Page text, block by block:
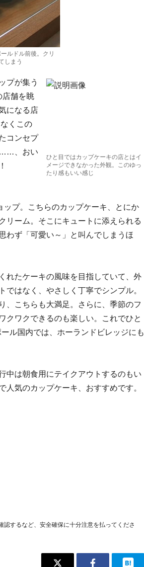
ルドル前後。クリ
しまう
ひと目ではカップケーキの店とはイ
メージできなかった外観。このゆっ
たり感もいい感じ
プが集う
店舗を眺
になる店
くこの
コンセプ
……、おい
プ。こちらのカップケーキ、とにか
リーム。そこにキュートに添えられる
わず「可愛い～」と叫んでしまうほ
れたケーキの風味を目指していて、外
はなく、やさしく丁寧でシンプル。
、こちらも大満足。さらに、季節のフ
クワクできるのも楽しい。これでひと
ル国内では、ホーランドビレッジにも
中は朝食用にテイクアウトするのもい
気のカップケーキ、おすすめです。
認するなど、安全確保に十分注意を払ってくださ